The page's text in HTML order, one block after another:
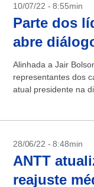
10/07/22 - 8:55min
Parte dos
abre
Alinhada a Jair
representantes dos
atual presidente na
28/06/22 - 8:48min
ANTT
reajuste